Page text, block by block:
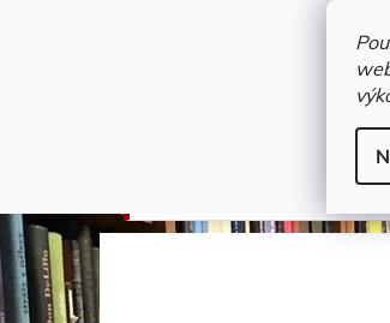
cizojazyčné / other